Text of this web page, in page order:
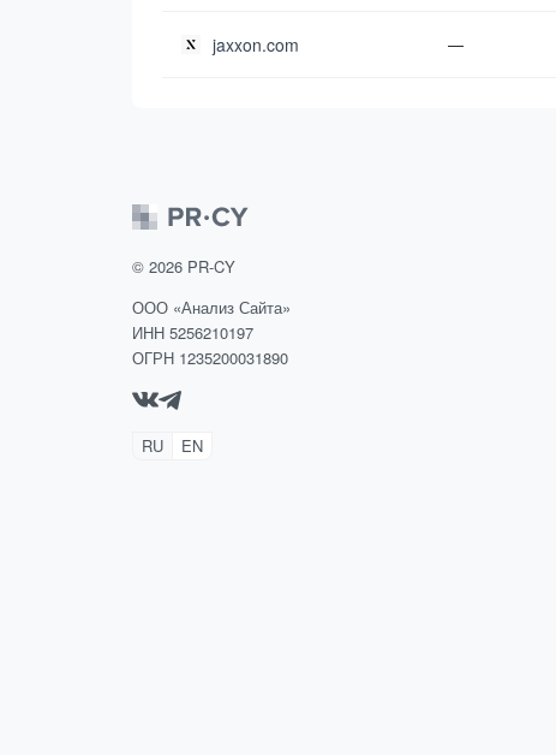
jaxxon.com —
© 2026 PR-CY
ООО «Анализ Сайта»
ИНН 5256210197
ОГРН 1235200031890
RU EN